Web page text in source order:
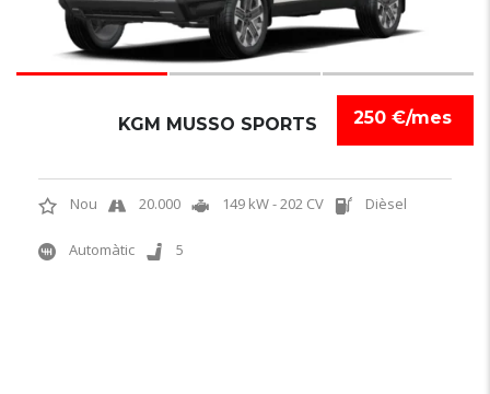
250 €/mes
KGM MUSSO SPORTS
Nou 20.000 149 kW - 202 CV Dièsel
Automàtic 5